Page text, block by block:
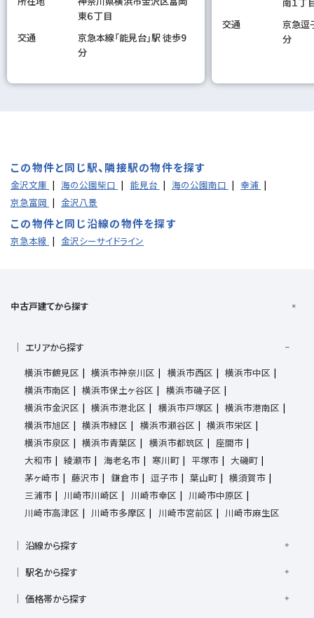
東６丁目
交通
京急本線「能見台」駅 徒歩9
分
交通
京急逗
分
この物件と同じ駅、隣接駅の物件を探す
金沢文庫 海の公園柴口 能見台 海の公園南口
幸浦
京急富岡
金沢八景
この物件と同じ沿線の物件を探す
京急本線 金沢シーサイドライン
中古戸建てから探す
エリアから探す
横浜市鶴見区
横浜市神奈川区 横浜市西区
横浜市中区
横浜市南区
横浜市保土ヶ谷区
横浜市磯子区
横浜市金沢区
横浜市港北区 横浜市戸塚区
横浜市港南区
横浜市旭区
横浜市緑区 横浜市瀬谷区
横浜市栄区
横浜市泉区
横浜市青葉区 横浜市都筑区
座間市
大和市
綾瀬市 海老名市 寒川町 平塚市
大磯町
茅ヶ崎市
藤沢市 鎌倉市 逗子市 葉山町
横須賀市
三浦市
川崎市川崎区 川崎市幸区
川崎市中原区
川崎市高津区
川崎市多摩区 川崎市宮前区 川崎市麻生区
沿線から探す
横須賀線
湘南新宿ライン高海
駅名から探す
上大岡駅
鴨居駅
価格帯から探す